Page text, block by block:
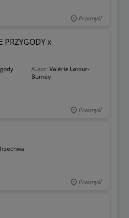
Przemyśl
PRZYGODY x
Autor: Valérie Latour-
Burney
Przemyśl
Przemyśl